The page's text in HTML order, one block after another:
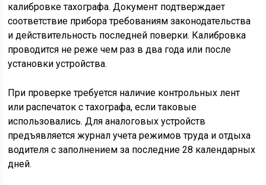
калибровке тахографа. Документ подтверждает
соответствие прибора требованиям законодательства
и действительность последней поверки. Калибровка
проводится не реже чем раз в два года или после
установки устройства.
При проверке требуется наличие контрольных лент
или распечаток с тахографа, если таковые
использовались. Для аналоговых устройств
предъявляется журнал учета режимов труда и отдыха
водителя с заполнением за последние 28 календарных
дней.